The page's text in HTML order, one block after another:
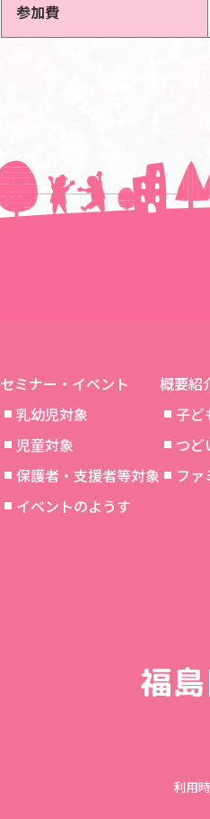
参加費
＜＜前の記事へ
セミナー・イベント
乳幼児対象
児童対象
保護者・支援者等対象
イベントのようす
概要紹
子ど
つど
フ
福
利用